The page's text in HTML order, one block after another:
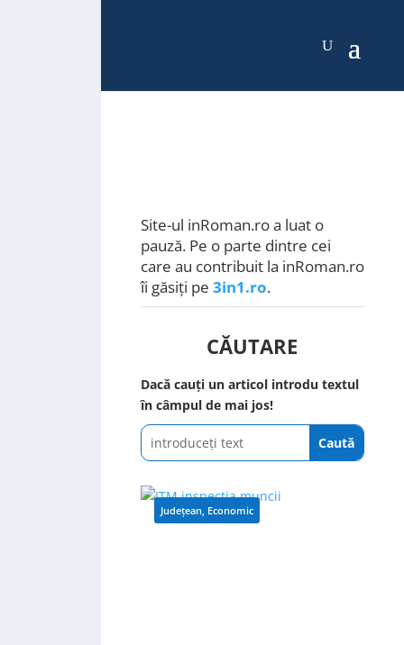
Site-ul inRoman.ro a luat o
pauză. Pe o parte dintre cei
care au contribuit la inRoman.ro
îi găsiți pe 3in1.ro.
CĂUTARE
Dacă cauți un articol introdu textul
în câmpul de mai jos!
Județean, Economic